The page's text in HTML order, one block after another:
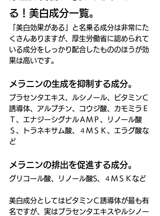
る！美白成分一覧。
「美白効果がある」と名乗る成分は非常にた
くさんありますが、厚生労働省に認められて
いる成分をしっかり配合したもののほうが効
果は高いです。
メラニンの生成を抑制する成分。
プラセンタエキス、ルシノール、ビタミンＣ
誘導体、アルブチン、コウジ酸、カモミラＥ
Ｔ、エナジーシグナルＡＭＰ、リノール酸
Ｓ、トラネキサム酸、４ＭＳＫ、エラグ酸な
ど
メラニンの排出を促進する成分。
グリコール酸、リノール酸S、４ＭＳＫなど
美白成分としてはビタミンＣ誘導体が最も有
名ですが、実はプラセンタエキスやルシノー